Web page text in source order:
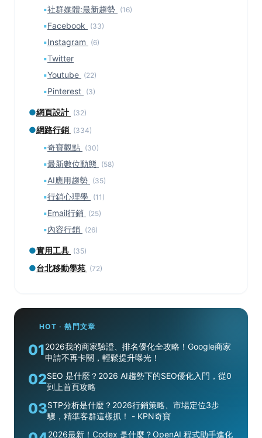
▪社群媒體:最新趨勢 (16)
▪Facebook (33)
▪Instagram (6)
▪Twitter
▪Youtube (22)
▪Pinterest (3)
●網頁設計 (32)
●網路行銷 (334)
▪奇寶觀點 (30)
▪最新數位動態 (58)
▪AI應用趨勢 (35)
▪行銷心理學 (11)
▪Email行銷 (25)
▪內容行銷 (26)
●實用工具 (35)
●台北移動學苑 (72)
HOT · 熱門文章
012026我的商家驗證、排名優化全攻略！Google商家
申請不再卡關，輕鬆提升曝光！
02SEO 是什麼？2026 AI趨勢下的SEO優化入門，從0
到上首頁攻略
03STP分析是什麼？2026行銷策略、市場定位3步
驟，精準客群這樣抓！ - KPN奇寶
2026最新！Codex 是什麼？OpenAI 程式助手進化